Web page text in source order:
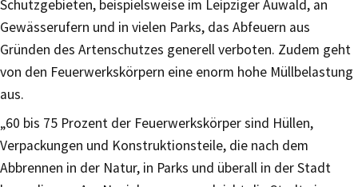
Schutzgebieten, beispielsweise im Leipziger Auwald, an
Gewässerufern und in vielen Parks, das Abfeuern aus
Gründen des Artenschutzes generell verboten. Zudem geht
von den Feuerwerkskörpern eine enorm hohe Müllbelastung
aus.
„60 bis 75 Prozent der Feuerwerkskörper sind Hüllen,
Verpackungen und Konstruktionsteile, die nach dem
Abbrennen in der Natur, in Parks und überall in der Stadt